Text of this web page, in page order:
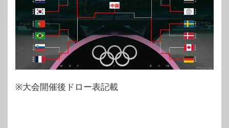
※大会開催後ドロー表記載